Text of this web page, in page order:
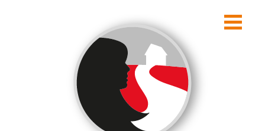
Aus der Sicht einer Betreuerin*
Aus Sicht eines Mädchens*